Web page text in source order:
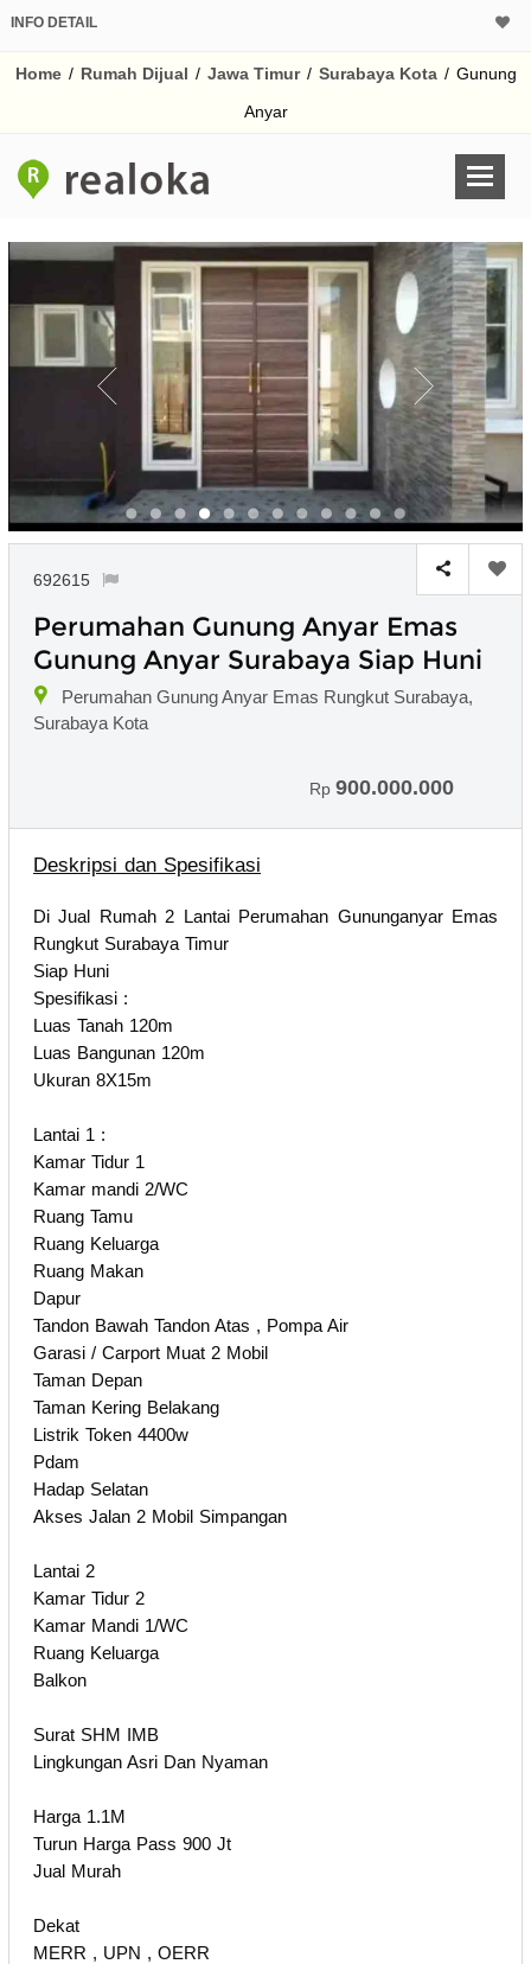
INFO DETAIL
Home / Rumah Dijual / Jawa Timur / Surabaya Kota / Gunung
Anyar
692615
Perumahan Gunung Anyar Emas
Gunung Anyar Surabaya Siap Huni
Perumahan Gunung Anyar Emas Rungkut Surabaya,
Surabaya Kota
Rp 900.000.000
Deskripsi dan Spesifikasi
Di Jual Rumah 2 Lantai Perumahan Gununganyar Emas
Rungkut Surabaya Timur
Siap Huni
Spesifikasi :
Luas Tanah 120m
Luas Bangunan 120m
Ukuran 8X15m
Lantai 1 :
Kamar Tidur 1
Kamar mandi 2/WC
Ruang Tamu
Ruang Keluarga
Ruang Makan
Dapur
Tandon Bawah Tandon Atas , Pompa Air
Garasi / Carport Muat 2 Mobil
Taman Depan
Taman Kering Belakang
Listrik Token 4400w
Pdam
Hadap Selatan
Akses Jalan 2 Mobil Simpangan
Lantai 2
Kamar Tidur 2
Kamar Mandi 1/WC
Ruang Keluarga
Balkon
Surat SHM IMB
Lingkungan Asri Dan Nyaman
Harga 1.1M
Turun Harga Pass 900 Jt
Jual Murah
Dekat
MERR , UPN , OERR
Harga Rp
% /th
Untuk hasil simulasi
pada kotak-
Simpan